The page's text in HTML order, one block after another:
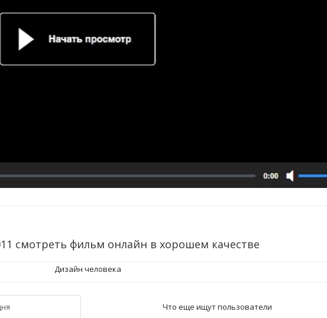
смотреть фильм онлайн в хорошем качестве
Дизайн человека
Что еще ищут пользователи